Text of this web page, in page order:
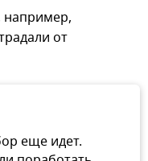
от
еще идет.